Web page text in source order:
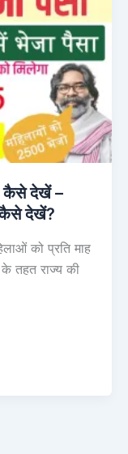
कैसे देखें –
कैसे देखें?
को प्रति माह
तहत राज्य की